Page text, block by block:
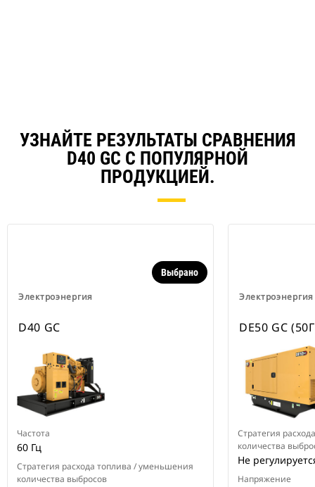
УЗНАЙТЕ РЕЗУЛЬТАТЫ СРАВНЕНИЯ
D40 GC С ПОПУЛЯРНОЙ
ПРОДУКЦИЕЙ.
Электроэнергия
Выбрано
D40 GC
Частота
60 Гц
Стратегия расхода топлива / уменьшения
количества выбросов
Электроэнергия
DE50 GC
Стратегия
количества
Не
Напряжение